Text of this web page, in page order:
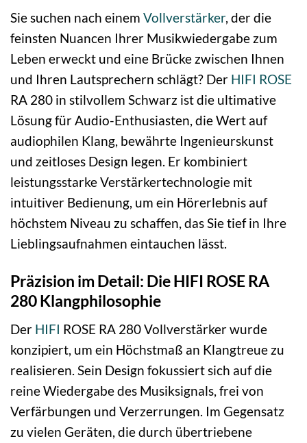
Sie suchen nach einem Vollverstärker, der die
feinsten Nuancen Ihrer Musikwiedergabe zum
Leben erweckt und eine Brücke zwischen Ihnen
und Ihren Lautsprechern schlägt? Der HIFI ROSE
RA 280 in stilvollem Schwarz ist die ultimative
Lösung für Audio-Enthusiasten, die Wert auf
audiophilen Klang, bewährte Ingenieurskunst
und zeitloses Design legen. Er kombiniert
leistungsstarke Verstärkertechnologie mit
intuitiver Bedienung, um ein Hörerlebnis auf
höchstem Niveau zu schaffen, das Sie tief in Ihre
Lieblingsaufnahmen eintauchen lässt.
Präzision im Detail: Die HIFI ROSE RA
280 Klangphilosophie
Der HIFI ROSE RA 280 Vollverstärker wurde
konzipiert, um ein Höchstmaß an Klangtreue zu
realisieren. Sein Design fokussiert sich auf die
reine Wiedergabe des Musiksignals, frei von
Verfärbungen und Verzerrungen. Im Gegensatz
zu vielen Geräten, die durch übertriebene